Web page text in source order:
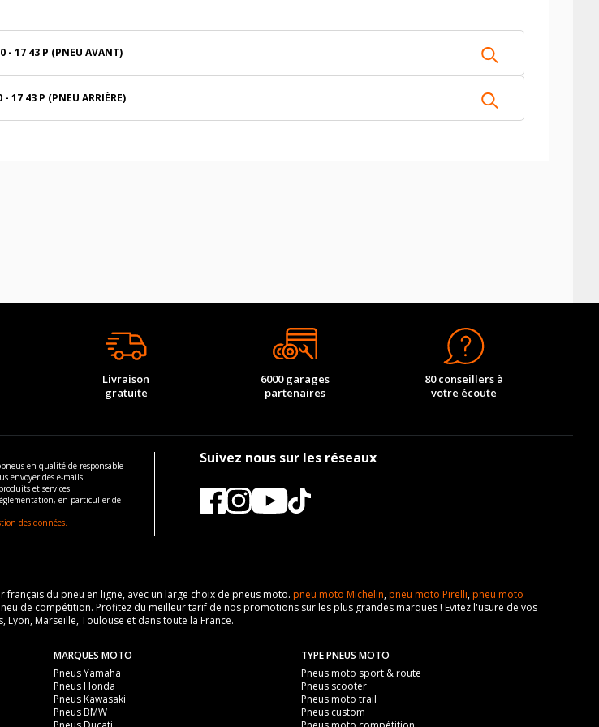
- 17 43 P (PNEU AVANT)
- 17 43 P (PNEU ARRIÈRE)
Livraison
gratuite
6000 garages
partenaires
80 conseillers à
votre écoute
en qualité de responsable
envoyer des e-mails
et services.
en particulier de
des données.
Suivez nous sur les réseaux
français du pneu en ligne, avec un large choix de pneus moto. pneu moto Michelin,pneu moto Pirelli,pneu moto
de compétition. Profitez du meilleur tarif de nos promotions sur les plus grandes marques ! Evitez l'usure de vos
Lyon, Marseille, Toulouse et dans toute la France.
MARQUES MOTO
Pneus Yamaha
Pneus Honda
Pneus Kawasaki
Pneus BMW
TYPE PNEUS MOTO
Pneus moto sport & route
Pneus scooter
Pneus moto trail
Pneus custom